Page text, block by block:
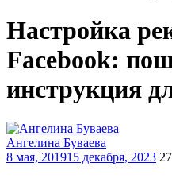
Настройка
Facebook:
инструкция
Ангелина Буваева
8 мая, 201915 декабря, 2023